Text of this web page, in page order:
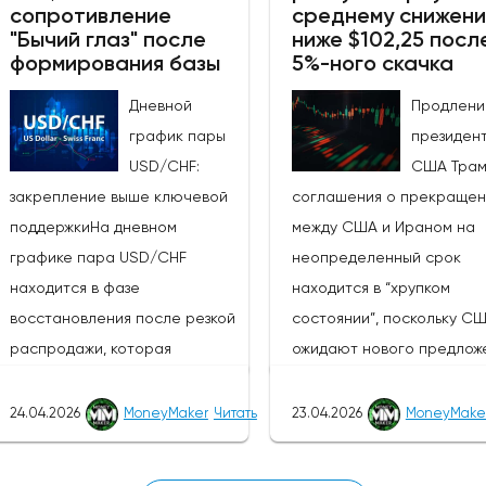
кредитной политике завтра, в
среду, 27 мая 2026 года, в
после чего час спустя
состоится пресс-
конференция главы банка
Бремана.Участники рынка
ожидают, что РБНЗ сохранит
официальную денежную
ставку на уровне 2,25%. РБНЗ
придерживался
выжидательной позиции с
снижения процентных ставок в
ноябре 2025 года, сославшись
на риски стагфляции,
получения информации о
будет ли РБА и дальше
придерживаться
курса.Устойчивость
промышленного
в США: Последние
производственным
март превзошли
(фактический показатель:
м/м, консенсус-прогноз:
февраль: 0,3%,
пересмотренный с 0%),
Федеральной резервной
сопротивление
"Бычий глаз" после
формирования базы
Дневной
график пары
USD/CHF:
закрепление выше ключевой
поддержкиНа дневном
графике пара USD/CHF
находится в фазе
восстановления после резкой
распродажи, которая
года. Достигнув дна вблизи
отметки 0,7600, пара
24.04.2026 MoneyMaker Читать
среднему
ниже $102,25
5%-ного скачка
США
соглашения о
между США и Ираном на
неопределенный срок
находится в “хрупком
состоянии”, поскольку
ожидают нового
раунда мирных
переговоров.США и
23.04.2026